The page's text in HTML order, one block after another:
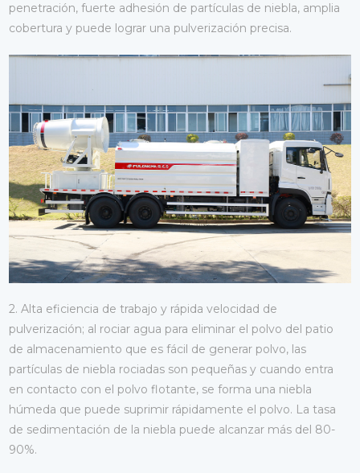
penetración, fuerte adhesión de partículas de niebla, amplia
cobertura y puede lograr una pulverización precisa.
2. Alta eficiencia de trabajo y rápida velocidad de
pulverización; al rociar agua para eliminar el polvo del patio
de almacenamiento que es fácil de generar polvo, las
partículas de niebla rociadas son pequeñas y cuando entra
en contacto con el polvo flotante, se forma una niebla
húmeda que puede suprimir rápidamente el polvo. La tasa
de sedimentación de la niebla puede alcanzar más del 80-
90%.